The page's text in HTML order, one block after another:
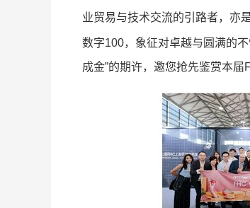
业贸易与技术交流的引路者，亦
数字100，象征对卓越与圆满的
成金”的期许，邀您抢先鉴赏本